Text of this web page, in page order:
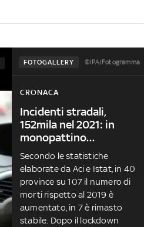
FOTOGALLERY ©IPA/Fotogramma
CRONACA
Incidenti stradali,
152mila nel 2021: in
monopattino
quadruplicati
Secondo le statistiche
elaborate da Aci e Istat, in 40
province su 107 il numero di
morti rispetto al 2019 è
aumentato, in 7 è rimasto
stabile. Dopo il lockdown